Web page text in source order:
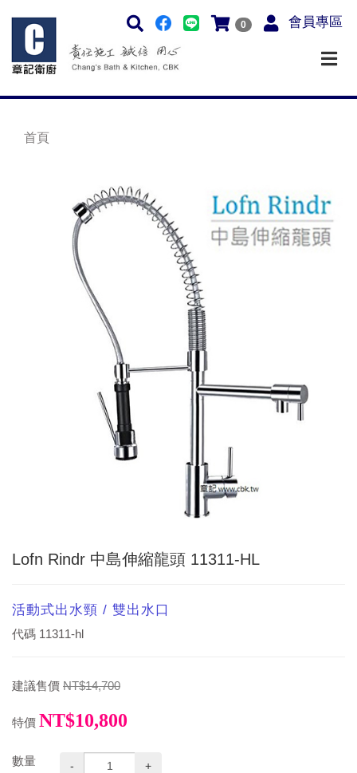
0 會員專區
首頁
Lofn Rindr 中島伸縮龍頭 11311-HL
活動式出水頸 / 雙出水口
代碼 11311-hl
建議售價 NT$14,700
特價 NT$10,800
數量 - +